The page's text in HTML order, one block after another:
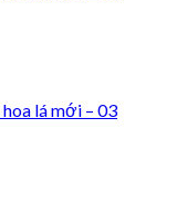
lá mới – 03